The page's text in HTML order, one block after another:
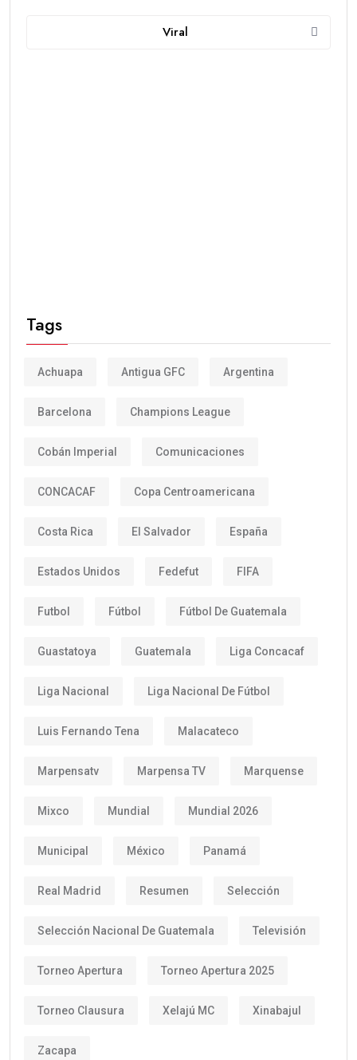
Viral
Tags
Achuapa Antigua GFC Argentina
Barcelona Champions League
Cobán Imperial Comunicaciones
CONCACAF Copa Centroamericana
Costa Rica El Salvador España
Estados Unidos Fedefut FIFA
Futbol Fútbol Fútbol De Guatemala
Guastatoya Guatemala Liga Concacaf
Liga Nacional Liga Nacional De Fútbol
Luis Fernando Tena Malacateco
Marpensatv Marpensa TV Marquense
Mixco Mundial Mundial 2026
Municipal México Panamá
Real Madrid Resumen Selección
Selección Nacional De Guatemala Televisión
Torneo Apertura Torneo Apertura 2025
Torneo Clausura Xelajú MC Xinabajul
Zacapa